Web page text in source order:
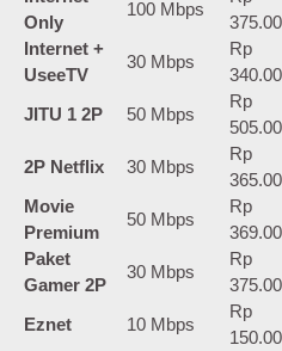
Only
100 Mbps
Internet +
UseeTV
30 Mbps
Rp
JITU 1 2P
50 Mbps
Rp
2P Netflix
30 Mbps
Rp
Movie
Premium
50 Mbps
Rp
Paket
Gamer 2P
30 Mbps
Rp
Eznet
10 Mbps
Rp